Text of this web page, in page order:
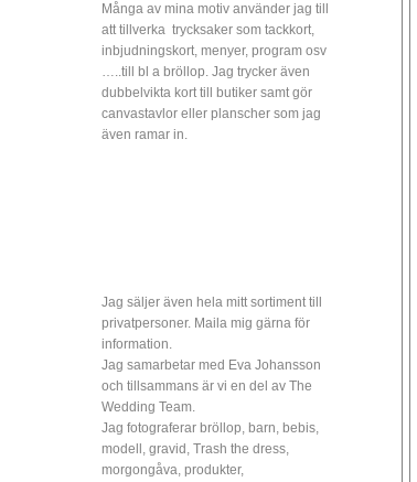
Många av mina motiv använder jag till
att tillverka trycksaker som tackkort,
inbjudningskort, menyer, program osv
…..till bl a bröllop. Jag trycker även
dubbelvikta kort till butiker samt gör
canvastavlor eller planscher som jag
även ramar in.
Jag säljer även hela mitt sortiment till
privatpersoner. Maila mig gärna för
information.
Jag samarbetar med Eva Johansson
och tillsammans är vi en del av The
Wedding Team.
Jag fotograferar bröllop, barn, bebis,
modell, gravid, Trash the dress,
morgongåva, produkter,